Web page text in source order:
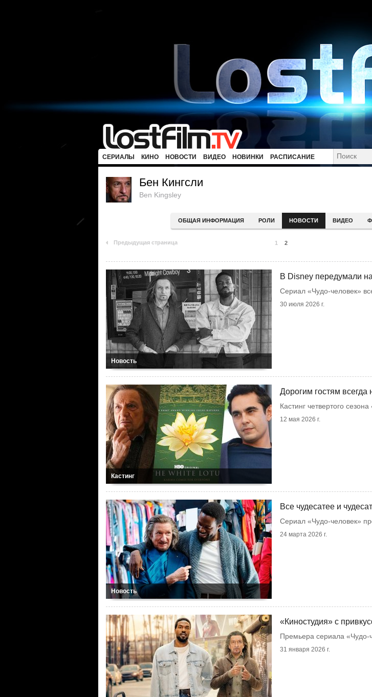
СЕРИАЛЫ КИНО НОВОСТИ ВИДЕО НОВИНКИ РАСПИСАНИЕ
Бен Кингсли
Ben Kingsley
ОБЩАЯ ИНФОРМАЦИЯ РОЛИ НОВОСТИ ВИДЕО
Предыдущая страница 1 2
Новость
В Disney передумали
Сериал «Чудо-человек»
30 июля 2026 г.
Кастинг
Дорогим гостям всегда
Кастинг четвертого
12 мая 2026 г.
Новость
Все чудесатее и
Сериал «Чудо-человек»
24 марта 2026 г.
«Киностудия» с
Премьера сериала «Чудо-
31 января 2026 г.